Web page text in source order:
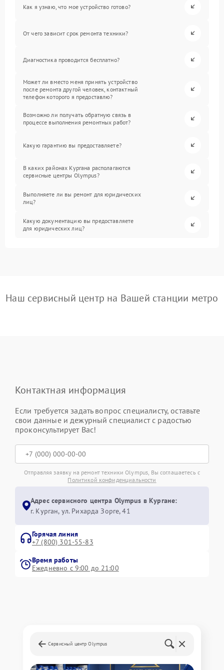
Как я узнаю, что мое устройство готово?
От чего зависит срок ремонта техники?
Диагностика проводится бесплатно?
Может ли вместо меня принять устройство
после ремонта другой человек, контактный
телефон которого я предоставлю?
Возможно ли получать обратную связь в
процессе выполнения ремонтных работ?
Какую гарантию вы предоставляете?
В каких районах Кургана располагаются
сервисные центры Olympus?
Выполняете ли вы ремонт для юридических
лиц?
Какую документацию вы предоставляете
для юридических лиц?
Наш сервисный центр на Вашей станции метро
Контактная информация
Если требуется задать вопрос специалисту, оставьте
свои данные и дежурный специалист с радостью
проконсультирует Вас!
Отправляя заявку на ремонт техники Olympus, Вы соглашаетесь с
Политикой конфиденциальности
Адрес сервисного центра Olympus в Кургане:
г. Курган, ул. Рихарда Зорге, 41
Горячая линия
+7 (800) 301-55-83
Время работы
Ежедневно с 9:00 до 21:00
Сервисный центр Olympus